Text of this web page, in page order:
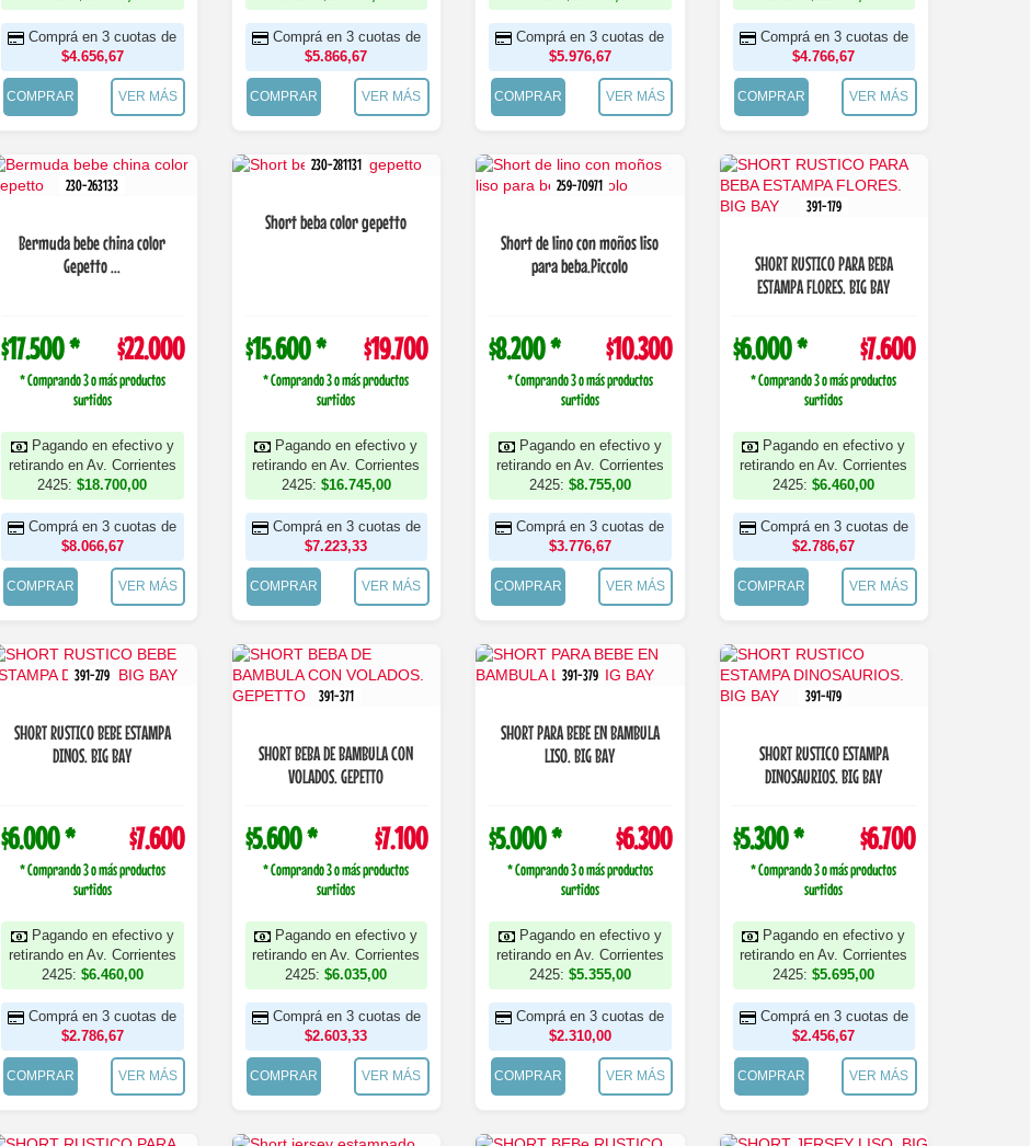
Comprá en 3 cuotas de
$4.656,67
COMPRAR VER MÁS
Comprá en 3 cuotas de
$5.866,67
COMPRAR VER MÁS
Comprá en 3 cuotas de
$5.976,67
COMPRAR VER MÁS
Comprá en 3 cuotas de
$4.766,67
COMPRAR VER MÁS
230-263133
Bermuda bebe china color
Gepetto ...
$17.500 * $22.000
* Comprando 3 o más productos
surtidos
Pagando en efectivo y
retirando en Av. Corrientes
2425:$18.700,00
Comprá en 3 cuotas de
$8.066,67
COMPRAR VER MÁS
230-281131
Short beba color gepetto
$15.600 * $19.700
* Comprando 3 o más productos
surtidos
Pagando en efectivo y
retirando en Av. Corrientes
2425: $16.745,00
Comprá en 3 cuotas de
$7.223,33
COMPRAR VER MÁS
259-70971
Short de lino con moños liso
para beba.Piccolo
$8.200 * $10.300
* Comprando 3 o más productos
surtidos
Pagando en efectivo y
retirando en Av. Corrientes
2425: $8.755,00
Comprá en 3 cuotas de
$3.776,67
COMPRAR VER MÁS
391-179
SHORT RUSTICO PARA BEBA
ESTAMPA FLORES. BIG BAY
$6.000 * $7.600
* Comprando 3 o más productos
surtidos
Pagando en efectivo y
retirando en Av. Corrientes
2425:$6.460,00
Comprá en 3 cuotas de
$2.786,67
COMPRAR VER MÁS
391-279
SHORT RUSTICO BEBE ESTAMPA
DINOS. BIG BAY
$6.000 * $7.600
* Comprando 3 o más productos
surtidos
Pagando en efectivo y
retirando en Av. Corrientes
2425: $6.460,00
Comprá en 3 cuotas de
$2.786,67
COMPRAR VER MÁS
391-371
SHORT BEBA DE BAMBULA CON
VOLADOS. GEPETTO
$5.600 * $7.100
* Comprando 3 o más productos
surtidos
Pagando en efectivo y
retirando en Av. Corrientes
2425:$6.035,00
Comprá en 3 cuotas de
$2.603,33
COMPRAR VER MÁS
391-379
SHORT PARA BEBE EN BAMBULA
LISO. BIG BAY
$5.000 * $6.300
* Comprando 3 o más productos
surtidos
Pagando en efectivo y
retirando en Av. Corrientes
2425: $5.355,00
Comprá en 3 cuotas de
$2.310,00
COMPRAR VER MÁS
391-479
SHORT RUSTICO ESTAMPA
DINOSAURIOS. BIG BAY
$5.300 * $6.700
* Comprando 3 o más productos
surtidos
Pagando en efectivo y
retirando en Av. Corrientes
2425:$5.695,00
Comprá en 3 cuotas de
$2.456,67
COMPRAR VER MÁS